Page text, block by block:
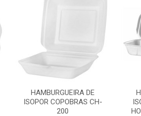
HAMBURGUEIRA DE
ISOPOR COPOBRAS CH-
200